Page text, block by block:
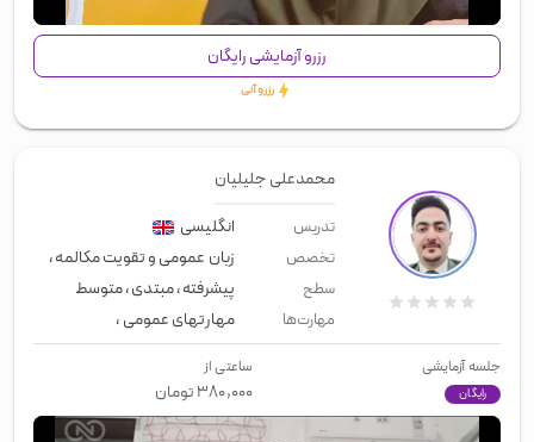
رزرو آزمایشی رایگان
رزرو آنی
محمدعلی جلیلیان
تدریس انگلیسی
تخصص زبان عمومی و تقویت مکالمه،
سطح پیشرفته،مبتدی،متوسط
مهارت‌ها مهارتهای عمومی،
جلسه آزمایشی
رایگان
ساعتی از
۳۸۰,۰۰۰تومان